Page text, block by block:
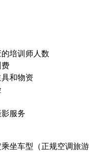
培训师人数
费
和物资
服务
坐车型（正规空调旅游